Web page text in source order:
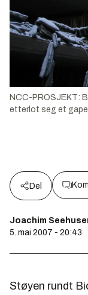
NCC-PROSJEKT:
etterlot seg et
Del
Joachim
5. mai 2007 - 20:43
Støyen rundt